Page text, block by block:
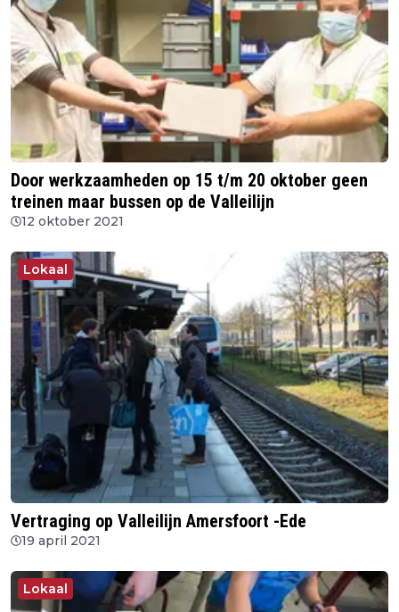
Door werkzaamheden op 15 t/m 20 oktober geen
treinen maar bussen op de Valleilijn
12 oktober 2021
Lokaal
Vertraging op Valleilijn Amersfoort -Ede
19 april 2021
Lokaal